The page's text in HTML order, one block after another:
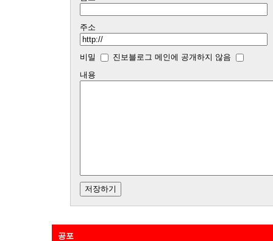
주소
비밀
진보블로그 메인에 공개하지 않음
내용
공포